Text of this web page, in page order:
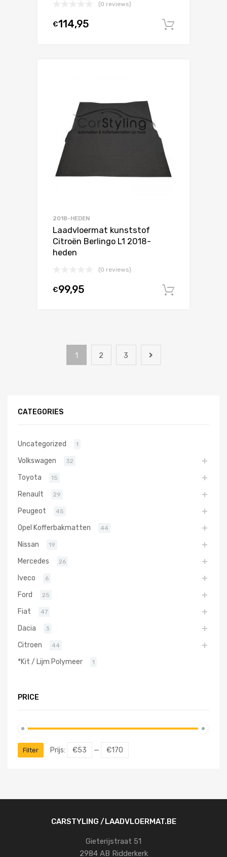
(0 reviews)
€114,95
2018-HEDEN
Laadvloermat kunststof
Citroën Berlingo L1 2018-
heden
(0 reviews)
€99,95
1 2 3
CATEGORIES
Uncategorized 1
Volkswagen 32
Toyota 15
Renault 29
Peugeot 45
Opel Kofferbakmatten 44
Nissan 19
Mercedes 26
Iveco 6
Ford 25
Fiat 47
Dacia 3
Citroen 44
*Kit / Lijm Polymeer 1
PRICE
Filter Prijs: €53 — €170
CARSTYLING /LAADVLOERMAT.BE
Gieterijstraat 51
2984 AB Ridderkerk